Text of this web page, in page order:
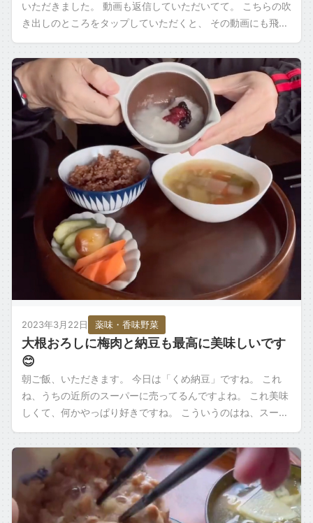
いただきました。 動画も返信していただいてて。 こちらの吹
き出しのところをタップしていただくと、 その動画にも飛べ
2023年3月22日 薬味・香味野菜
大根おろしに梅肉と納豆も最高に美味しいです
😊
朝ご飯、いただきます。 今日は「くめ納豆」ですね。 これ
ね、うちの近所のスーパーに売ってるんですよね。 これ美味
しくて、何かやっぱり好きですね。 こういうのはね、スーパ